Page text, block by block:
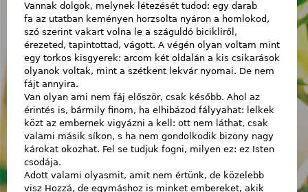
Vannak dolgok, melynek létezését tudod: egy darab
fa az utatban keményen horzsolta nyáron a homlokod,
szó szerint vakart volna le a száguldó bicikliről,
érezeted, tapintottad, vágott. A végén olyan voltam mint
egy torkos kisgyerek: arcom két oldalán a kis csikarások
olyanok voltak, mint a szétkent lekvár nyomai. De nem
fájt annyira.
Van olyan ami nem fáj először, csak később. Ahol az
érintés is, bármily finom, ha elhibázod fályyahat: lelkek
közt az embernek vigyázni a kell: ott nem láthat, csak
valami másik síkon, s ha nem gondolkodik bizony nagy
károkat okozhat. Fel se tudjuk fogni, milyen ez: ez Isten
csodája.
Adott valami olyasmit, amit nem értünk, de közelebb
visz Hozzá, de egymáshoz is minket embereket, akik